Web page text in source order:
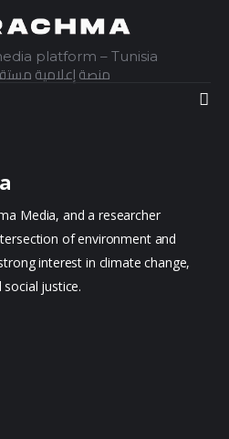
platform – Tunisia
منصة إعلامية
Media, and a researcher
of environment and
interest in climate change,
justice.